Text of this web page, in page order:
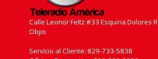
Calle Leonor Feltz #33 Esquina Dolores
Objio
Servicio al Cliente: 829-733-5838